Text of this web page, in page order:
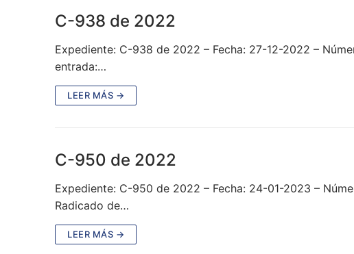
C-938 de 2022
Expediente: C-938 de 2022 – Fecha: 27-12-2022 –
entrada:…
LEER MÁS →
C-950 de 2022
Expediente: C-950 de 2022 – Fecha: 24-01-2023 –
Radicado de…
LEER MÁS →